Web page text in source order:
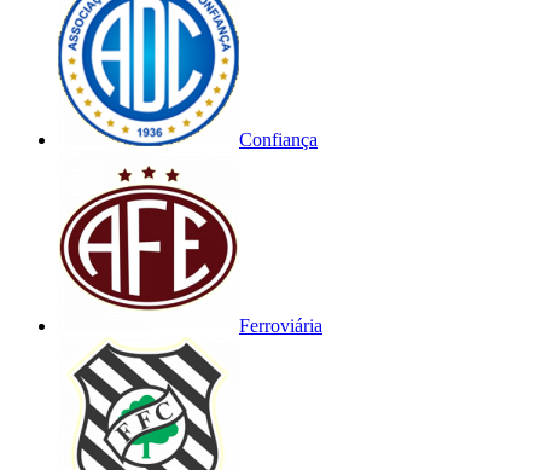
Confiança
Ferroviária